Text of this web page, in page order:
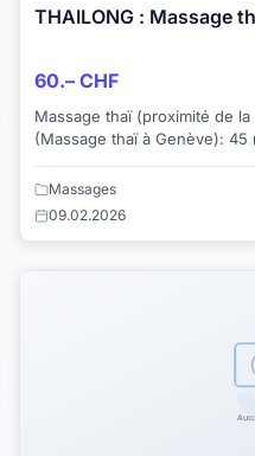
THAILONG : Massage
60.– CHF
Massage thaï (proximité de la Jonction)
(Massage thaï à Genève):
Massages
09.02.2026